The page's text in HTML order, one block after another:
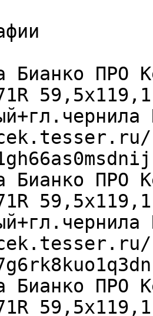
Бианко ПРО
Бианко ПРО
Бианко ПРО